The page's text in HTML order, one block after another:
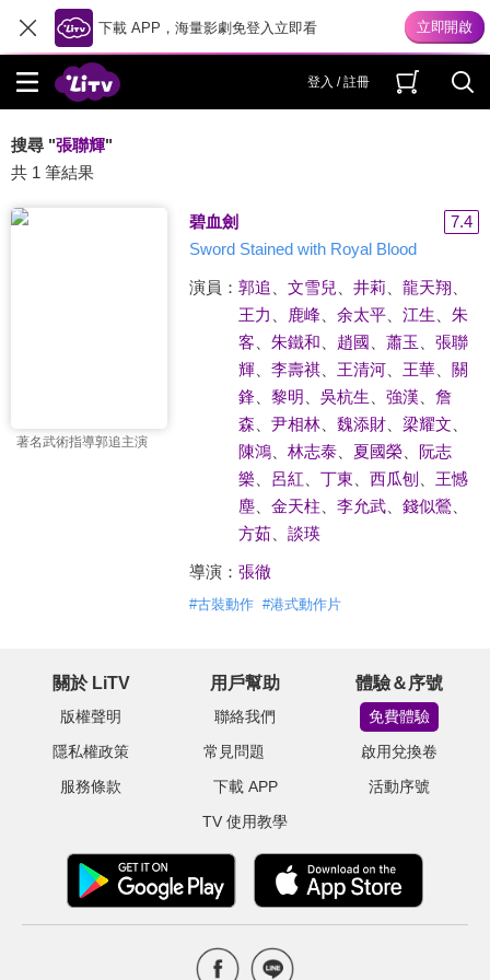
下載 APP，海量影劇免登入立即看
登入 / 註冊
搜尋 "張聯輝"
共 1 筆結果
著名武術指導郭追主演
碧血劍
7.4
Sword Stained with Royal Blood
演員： 郭追 文雪兒 井莉 龍天翔
王力
鹿峰、 余太平、 江生
朱
客
朱鐵和 趙國 蕭玉
張聯
輝、 李壽祺、 王清河、 王華、 關
鋒
黎明 吳杭生 強漢
詹
森
尹相林、 魏添財、 梁耀文
陳鴻、 林志泰、 夏國榮、 阮志
樂
呂紅 丁東 西瓜刨
王憾
塵、 金天柱 李允武、 錢似鶯、
方茹、 談瑛
導演： 張徹
#古裝動作 #港式動作片
關於 LiTV
版權聲明
隱私權政策
服務條款
用戶幫助
聯絡我們
常見問題
下載 APP
TV 使用教學
體驗＆序號
免費體驗
啟用兌換卷
活動序號